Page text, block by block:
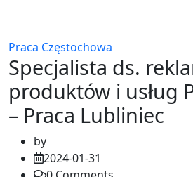
Praca Częstochowa
Specjalista ds.
produktów i usług
– Praca Lubliniec
by
2024-01-31